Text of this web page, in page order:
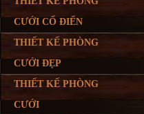
CƯỚI CỔ ĐIỂN
THIẾT KẾ PHÒNG
CƯỚI ĐẸP
THIẾT KẾ PHÒNG
CƯỚI